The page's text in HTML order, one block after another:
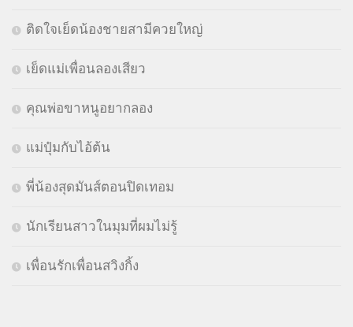
ติดใจเย็ดน้องชายสามีควยใหญ่
เย็ดแม่เพื่อนลองเสียว
คุณพ่อขาหนูอยากลอง
แม่ปุ๋มกับไอ้ต้น
พี่น้องสุดมันส์ตอนปิดเทอม
นักเรียนสาวในมุมที่ผมไม่รู้
เพื่อนรักเพื่อนสวิงกิ้ง